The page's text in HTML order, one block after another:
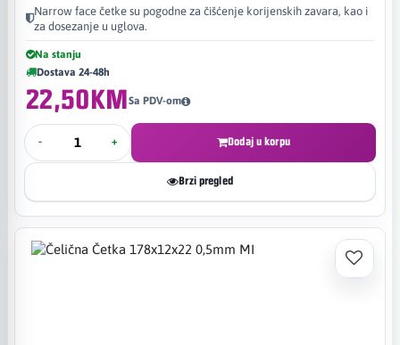
Narrow face četke su pogodne za čišćenje korijenskih zavara, kao i
za dosezanje u uglova.
Na stanju
Dostava 24-48h
22,50KMSa PDV-om
- + Dodaj u korpu
Brzi pregled